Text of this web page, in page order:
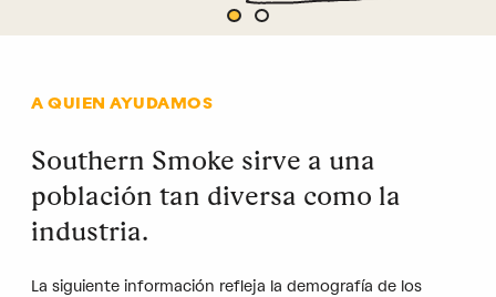
A QUIEN AYUDAMOS
Southern Smoke sirve a una
población tan diversa como la
industria.
La siguiente información refleja la demografía de los